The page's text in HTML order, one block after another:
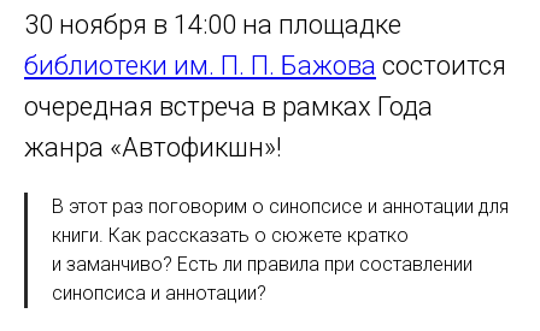
30 ноября в 14:00 на площадке
библиотеки им. П. П. Бажова состоится
очередная встреча в рамках Года
жанра «Автофикшн»!
В этот раз поговорим о синопсисе и аннотации для
книги. Как рассказать о сюжете кратко
и заманчиво? Есть ли правила при составлении
синопсиса и аннотации?